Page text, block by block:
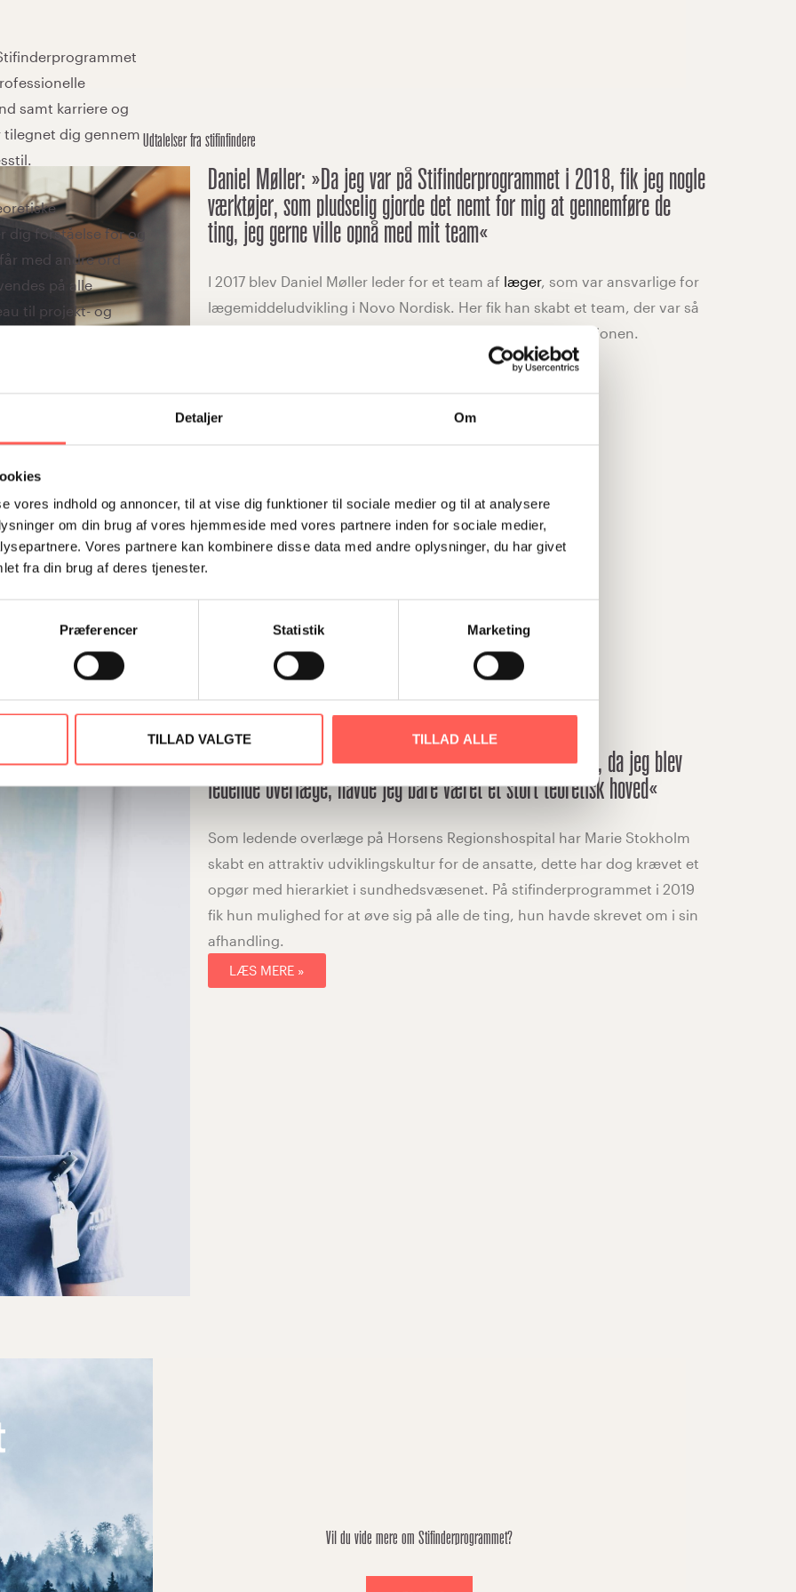
Detaljer Om
vores indhold og annoncer, til at vise dig funktioner til sociale medier og til at analysere
om din brug af vores hjemmeside med vores partnere inden for sociale medier,
Vores partnere kan kombinere disse data med andre oplysninger, du har givet
fra din brug af deres tjenester.
Præferencer Statistik Marketing
TILLAD VALGTE TILLAD ALLE
Udtalelser fra stifinfindere
Daniel Møller: »Da jeg var på Stifinderprogrammet i 2018, fik jeg nogle
værktøjer, som pludselig gjorde det nemt for mig at gennemføre de
ting, jeg gerne ville opnå med mit team«
I 2017 blev Daniel Møller leder for et team af læger, som var ansvarlige for
lægemiddeludvikling i Novo Nordisk. Her fik han skabt et team, der var så
sammentørnet og succesfuldt, at det rygtedes i organisationen.
Marie Stokholm: »Hvis jeg ikke havde været på stifinder, da jeg blev
ledende overlæge, havde jeg bare været et stort teoretisk hoved«
Som ledende overlæge på Horsens Regionshospital har Marie Stokholm
skabt en attraktiv udviklingskultur for de ansatte, dette har dog krævet et
opgør med hierarkiet i sundhedsvæsenet. På stifinderprogrammet i 2019
fik hun mulighed for at øve sig på alle de ting, hun havde skrevet om i sin
afhandling.
LÆS MERE »
Vil du vide mere om Stifinderprogrammet?